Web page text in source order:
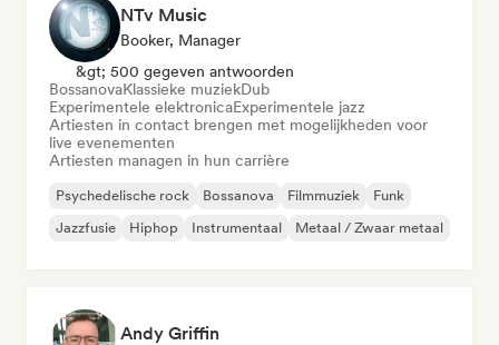
NTv Music
Booker, Manager
&gt; 500 gegeven antwoorden
BossanovaKlassieke muziekDub
Experimentele elektronicaExperimentele jazz
Artiesten in contact brengen met mogelijkheden voor
live evenementen
Artiesten managen in hun carrière
Psychedelische rock Bossanova Filmmuziek
Funk
Jazzfusie
Hiphop Instrumentaal Metaal / Zwaar metaal
Andy Griffin